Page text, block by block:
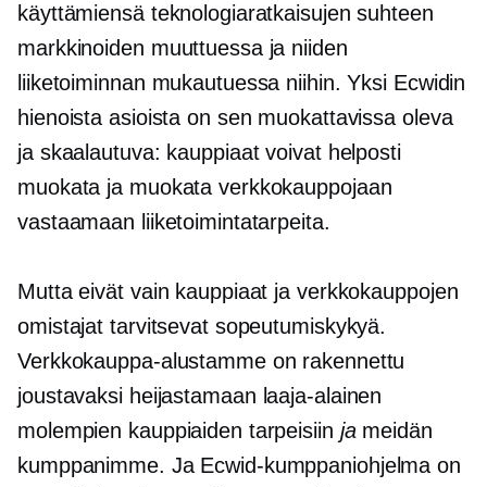
käyttämiensä teknologiaratkaisujen suhteen
markkinoiden muuttuessa ja niiden
liiketoiminnan mukautuessa niihin. Yksi Ecwidin
hienoista asioista on sen muokattavissa oleva
ja skaalautuva: kauppiaat voivat helposti
muokata ja muokata verkkokauppojaan
vastaamaan liiketoimintatarpeita.
Mutta eivät vain kauppiaat ja verkkokauppojen
omistajat tarvitsevat sopeutumiskykyä.
Verkkokauppa-alustamme on rakennettu
joustavaksi heijastamaan laaja-alainen
molempien kauppiaiden tarpeisiin jameidän
kumppanimme. Ja Ecwid-kumppaniohjelma on